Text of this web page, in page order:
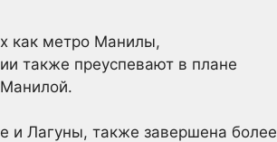
как метро Манилы,
также преуспевают в плане
и Лагуны, также завершена более